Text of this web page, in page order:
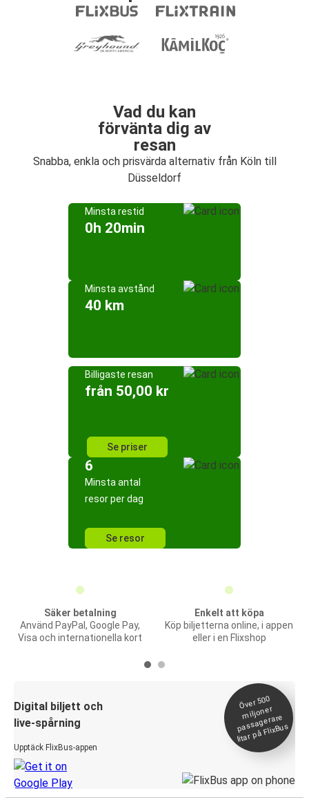
Vad du kan
förvänta dig av
resan
Snabba, enkla och prisvärda alternativ från Köln till
Düsseldorf
Minsta restid
0h 20min
Minsta avstånd
40 km
Billigaste resan
från 50,00 kr
Se priser
6
Minsta antal
resor per dag
Se resor
Säker betalning
Använd PayPal, Google Pay,
Visa och internationella kort
Enkelt att köpa
Köp biljetterna online, i appen
eller i en Flixshop
Digital biljett och
live-spårning
Upptäck FlixBus-appen
Över 500
miljoner
passagerare
litar på FlixBus